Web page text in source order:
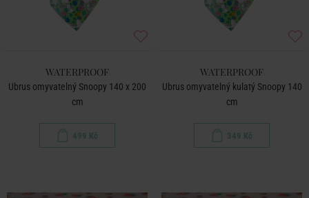
WATERPROOF
Ubrus omyvatelný Snoopy 140 x 200
cm
499 Kč
WATERPROOF
Ubrus omyvatelný kulatý Snoopy 140
cm
349 Kč